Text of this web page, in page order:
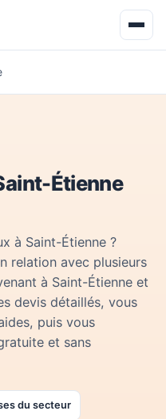
Étienne
à Saint-Étienne ?
relation avec plusieurs
à Saint-Étienne et
devis détaillés, vous
puis vous
et sans
du secteur